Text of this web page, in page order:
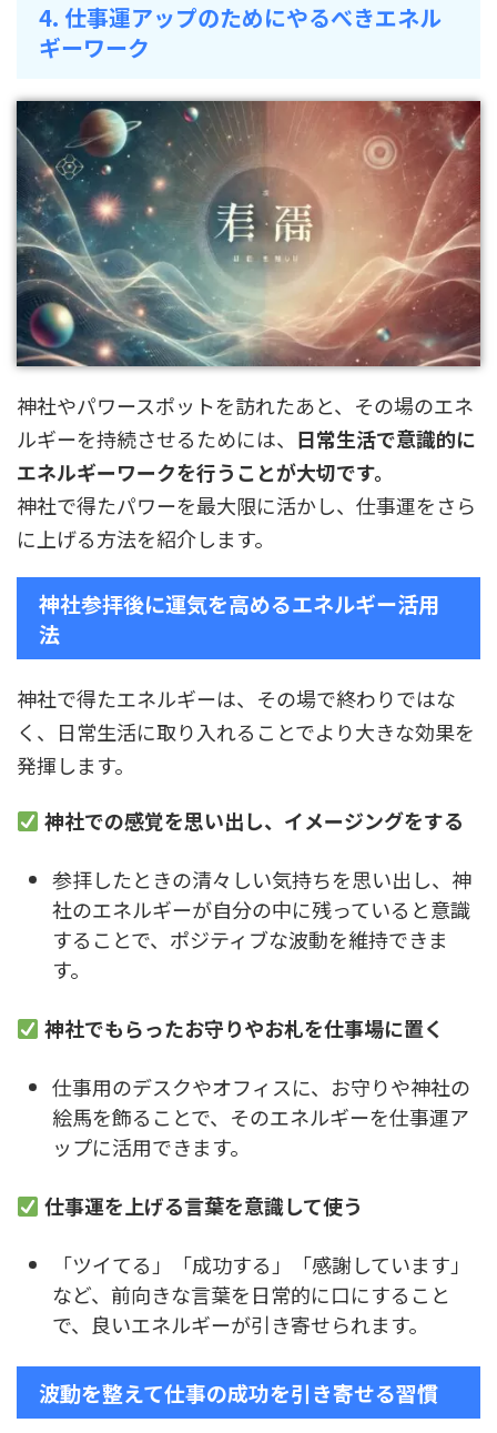
4. 仕事運アップのためにやるべきエネル
ギーワーク
神社やパワースポットを訪れたあと、その場のエネ
ルギーを持続させるためには、 日常生活で意識的に
エネルギーワークを行うことが大切です。
神社で得たパワーを最大限に活かし、仕事運をさら
に上げる方法を紹介します。
神社参拝後に運気を高めるエネルギー活用
法
神社で得たエネルギーは、その場で終わりではな
く、日常生活に取り入れることでより大きな効果を
発揮します。
神社での感覚を思い出し、イメージングをする
参拝したときの清々しい気持ちを思い出し、神
社のエネルギーが自分の中に残っていると意識
することで、ポジティブな波動を維持できま
す。
神社でもらったお守りやお札を仕事場に置く
仕事用のデスクやオフィスに、お守りや神社の
絵馬を飾ることで、そのエネルギーを仕事運ア
ップに活用できます。
仕事運を上げる言葉を意識して使う
「ツイてる」「成功する」「感謝しています」
など、前向きな言葉を日常的に口にすること
で、良いエネルギーが引き寄せられます。
波動を整えて仕事の成功を引き寄せる習慣